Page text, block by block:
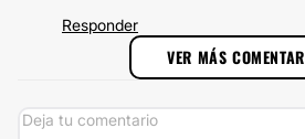
Responder
VER MÁS